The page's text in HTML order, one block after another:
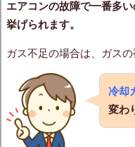
エアコンの故障で一番多
挙げられます。
ガス不足の場合は、ガス
冷却
変わ